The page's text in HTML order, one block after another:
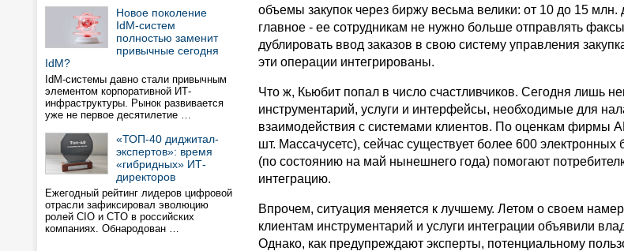
Новое поколение
IdM-систем
полностью заменит
привычные сегодня
IdM?
IdM-системы давно стали привычным
элементом корпоративной ИТ-
инфраструктуры. Рынок развивается
уже не первое десятилетие …
«ТОП-40 диджитал-
экспертов»: время
«гибридных» ИТ-
директоров
Ежегодный рейтинг лидеров цифровой
отрасли зафиксировал эволюцию
ролей CIO и CTO в российских
компаниях. Обнародован …
объемы закупок через биржу весьма велики: от 10 до 15
главное - ее сотрудникам не нужно больше отправлять
дублировать ввод заказов в свою систему управления
эти операции интегрированы.
Что ж, Кьюбит попал в число счастливчиков. Сегодня лишь
инструментарий, услуги и интерфейсы, необходимые для
взаимодействия с системами клиентов. По оценкам фирмы
шт. Массачусетс), сейчас существует более 600 электронных
(по состоянию на май нынешнего года) помогают
интеграцию.
Впрочем, ситуация меняется к лучшему. Летом о своем
клиентам инструментарий и услуги интеграции объявили
Однако, как предупреждают эксперты, потенциальному